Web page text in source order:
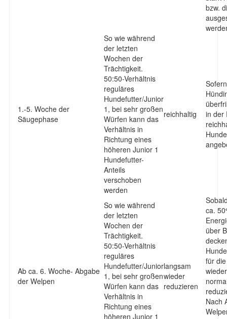
bzw.
1.-5. Woche der
Säugephase
So wie während
der letzten
Wochen der
Trächtigkeit.
50:50-Verhältnis
reguläres
Hundefutter/Junior
1, bei sehr großen
Würfen kann das
Verhältnis in
Richtung eines
höheren Junior 1
Hundefutter-
Anteils
verschoben
werden
reichhaltig
in der
Ab ca. 6. Woche- Abgabe
der Welpen
So wie während
der letzten
Wochen der
Trächtigkeit.
50:50-Verhältnis
reguläres
Hundefutter/Junior
1, bei sehr großen
Würfen kann das
Verhältnis in
Richtung eines
höheren Junior 1
langsam
wieder
reduzieren
ca.
über
für
Nach